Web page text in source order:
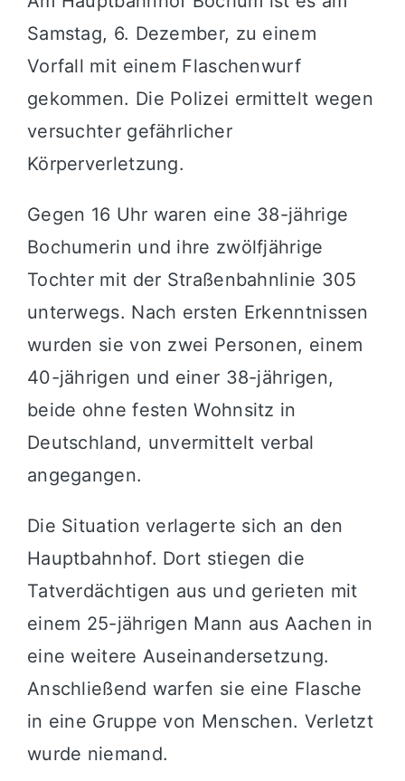
Samstag, 6. Dezember, zu einem
Vorfall mit einem Flaschenwurf
gekommen. Die Polizei ermittelt wegen
versuchter gefährlicher
Körperverletzung.
Gegen 16 Uhr waren eine 38-jährige
Bochumerin und ihre zwölfjährige
Tochter mit der Straßenbahnlinie 305
unterwegs. Nach ersten Erkenntnissen
wurden sie von zwei Personen, einem
40-jährigen und einer 38-jährigen,
beide ohne festen Wohnsitz in
Deutschland, unvermittelt verbal
angegangen.
Die Situation verlagerte sich an den
Hauptbahnhof. Dort stiegen die
Tatverdächtigen aus und gerieten mit
einem 25-jährigen Mann aus Aachen in
eine weitere Auseinandersetzung.
Anschließend warfen sie eine Flasche
in eine Gruppe von Menschen. Verletzt
wurde niemand.